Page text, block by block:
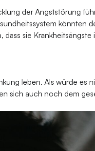
der Angststörung
könnten
sie Krankheitsängste
leben. Als würde es
sich auch noch dem